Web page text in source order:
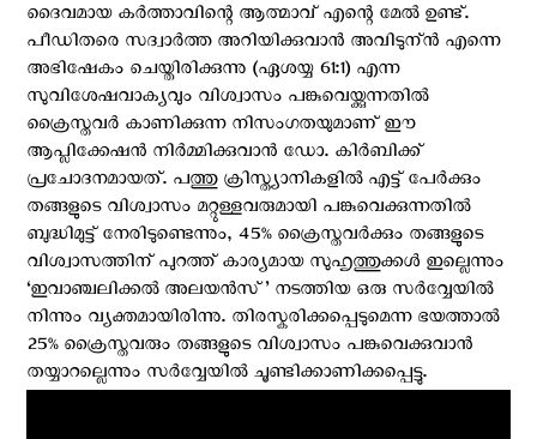
ദൈവമായ കര്‍ത്താവിന്റെ ആത്മാവ് എന്റെ മേല്‍ ഉണ്ട്.
പീഡിതരെ സദ്വാര്‍ത്ത അറിയിക്കുവാന്‍ അവിടുന്ന്‍ എന്നെ
അഭിഷേകം ചെയ്തിരിക്കുന്നു (ഏശയ്യ 61:1) എന്ന
സുവിശേഷവാക്യവും വിശ്വാസം പങ്കുവെയ്ക്കുന്നതില്‍
ക്രൈസ്തവര്‍ കാണിക്കുന്ന നിസംഗതയുമാണ് ഈ
ആപ്ലിക്കേഷന്‍ നിര്‍മ്മിക്കുവാന്‍ ഡോ. കിര്‍ബിക്ക്
പ്രചോദനമായത്. പത്തു ക്രിസ്ത്യാനികളില്‍ എട്ട് പേര്‍ക്കും
തങ്ങളുടെ വിശ്വാസം മറ്റുള്ളവരുമായി പങ്കുവെക്കുന്നതില്‍
ബുദ്ധിമുട്ട് നേരിടുണ്ടെന്നും, 45% ക്രൈസ്തവര്‍ക്കും തങ്ങളുടെ
വിശ്വാസത്തിന് പുറത്ത് കാര്യമായ സുഹൃത്തുക്കള്‍ ഇല്ലെന്നും
‘ഇവാഞ്ചലിക്കല്‍ അലയന്‍സ്’ നടത്തിയ ഒരു സര്‍വ്വേയില്‍
നിന്നും വ്യക്തമായിരിന്നു. തിരസ്കരിക്കപ്പെടുമെന്ന ഭയത്താല്‍
25% ക്രൈസ്തവരും തങ്ങളുടെ വിശ്വാസം പങ്കുവെക്കുവാന്‍
തയ്യാറല്ലെന്നും സര്‍വ്വേയില്‍ ചൂണ്ടിക്കാണിക്കപ്പെട്ടു.